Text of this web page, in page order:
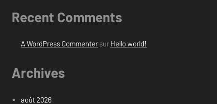
Recent Comments
A WordPress Commentersur Hello world!
Archives
août 2026